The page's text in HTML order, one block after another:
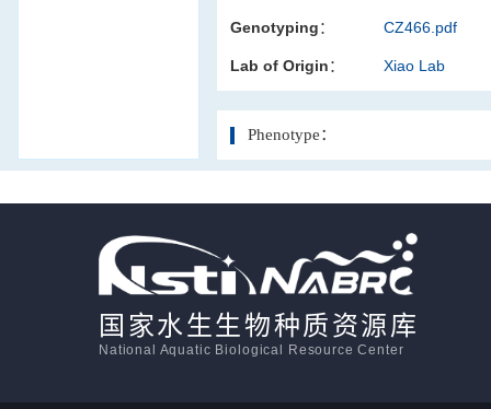
Genotyping： CZ466.pdf
Lab of Origin： Xiao Lab
Phenotype：
国家水生生物种质资源库
National Aquatic Biological Resource Center